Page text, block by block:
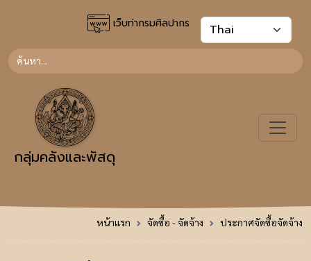
เว็บท่ากรมศิลปากร
กลุ่มคลังและพัสดุ
หน้าแรก จัดซื้อ - จัดจ้าง ประกาศจัดซื้อจัดจ้าง